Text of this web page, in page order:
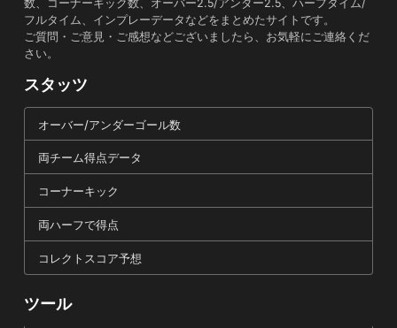
数、コーナーキック数、オーバー2.5/アンダー2.5、ハーフタイム/
フルタイム、インプレーデータなどをまとめたサイトです。
ご質問・ご意見・ご感想などございましたら、お気軽にご連絡くだ
さい。
スタッツ
オーバー/アンダーゴール数
両チーム得点データ
コーナーキック
両ハーフで得点
コレクトスコア予想
ツール